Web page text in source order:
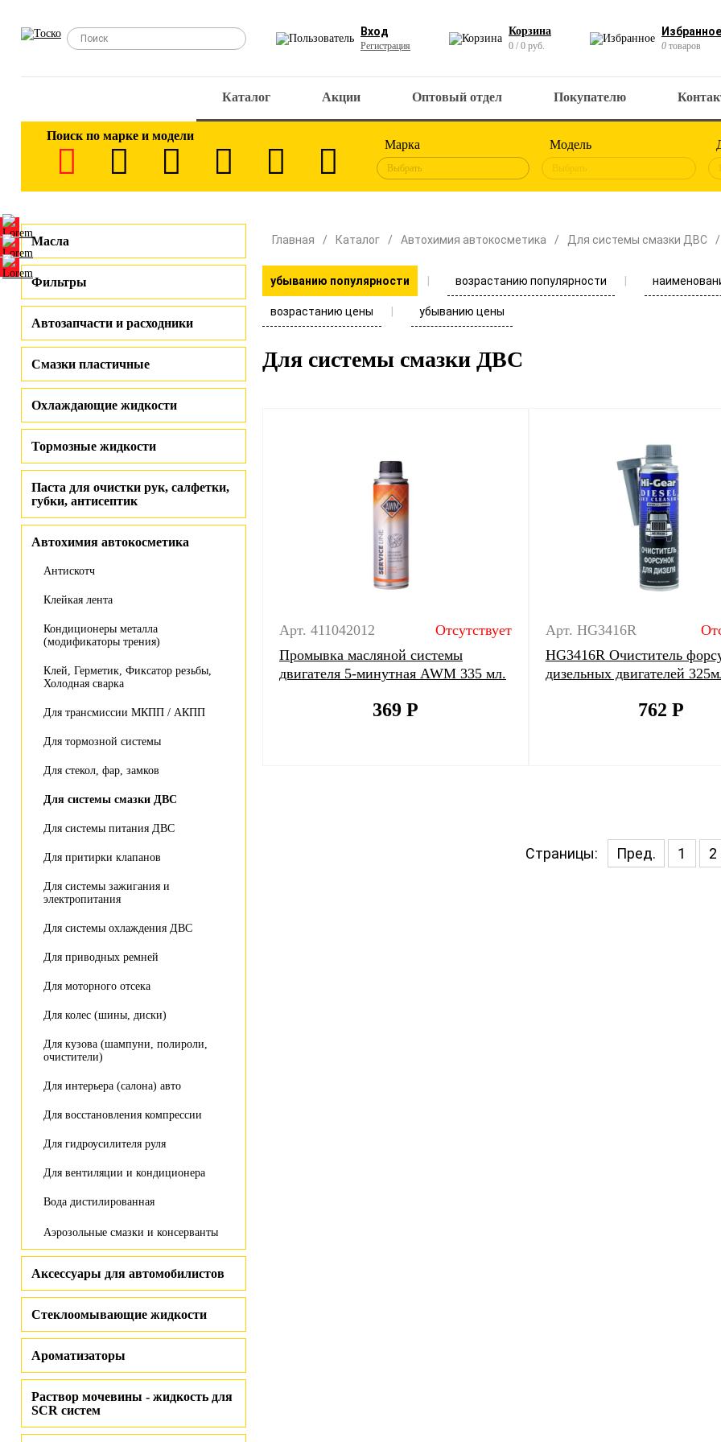
Вход
Регистрация
Корзина
0 / 0 руб.
Избранное
0 товаров
Каталог Акции Оптовый отдел Покупателю
Поиск по марке и модели
Марка
Выбрать
Модель
Выбрать
Масла
Фильтры
Автозапчасти и расходники
Смазки пластичные
Охлаждающие жидкости
Тормозные жидкости
Паста для очистки рук, салфетки,
губки, антисептик
Автохимия автокосметика
Антискотч
Клейкая лента
Кондиционеры металла
(модификаторы трения)
Клей, Герметик, Фиксатор резьбы,
Холодная сварка
Для трансмиссии МКПП / АКПП
Для тормозной системы
Для стекол, фар, замков
Для системы смазки ДВС
Для системы питания ДВС
Для притирки клапанов
Для системы зажигания и
электропитания
Для системы охлаждения ДВС
Для приводных ремней
Для моторного отсека
Для колес (шины, диски)
Для кузова (шампуни, полироли,
очистители)
Для интерьера (салона) авто
Для восстановления компрессии
Для гидроусилителя руля
Для вентиляции и кондиционера
Вода дистилированная
Аэрозольные смазки и консерванты
Аксессуары для автомобилистов
Стеклоомывающие жидкости
Ароматизаторы
Раствор мочевины - жидкость для
SCR систем
Главная Каталог Автохимия автокосметика Для системы смазки ДВС
убыванию популярности возрастанию популярности
возрастанию цены убыванию цены
Для системы смазки ДВС
Арт. 411042012
Отсутствует
Промывка масляной системы
двигателя 5-минутная AWM 335 мл.
369 Р
Арт. HG3416R
HG3416R Очиститель
дизельных двигателей
762Р
Страницы: Пред. 1 2